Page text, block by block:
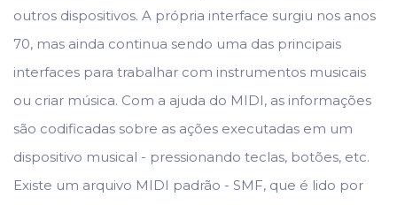
outros dispositivos. A própria interface surgiu nos anos
70, mas ainda continua sendo uma das principais
interfaces para trabalhar com instrumentos musicais
ou criar música. Com a ajuda do MIDI, as informações
são codificadas sobre as ações executadas em um
dispositivo musical - pressionando teclas, botões, etc.
Existe um arquivo MIDI padrão - SMF, que é lido por